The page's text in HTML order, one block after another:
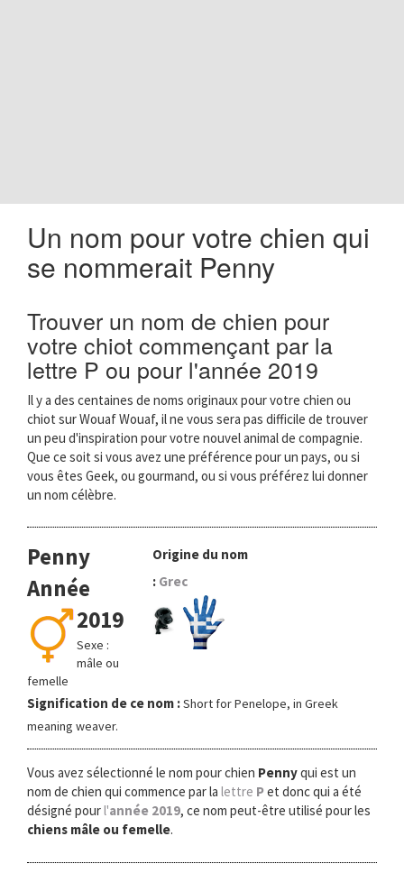
Un nom pour votre chien qui
se nommerait Penny
Trouver un nom de chien pour
votre chiot commençant par la
lettre P ou pour l'année 2019
Il y a des centaines de noms originaux pour votre chien ou
chiot sur Wouaf Wouaf, il ne vous sera pas difficile de trouver
un peu d'inspiration pour votre nouvel animal de compagnie.
Que ce soit si vous avez une préférence pour un pays, ou si
vous êtes Geek, ou gourmand, ou si vous préférez lui donner
un nom célèbre.
Penny
Année
2019
Sexe :
mâle ou
femelle
Origine du nom
: Grec
Signification de ce nom :Short for Penelope, in Greek
meaning weaver.
Vous avez sélectionné le nom pour chien Pennyqui est un
nom de chien qui commence par la lettre Pet donc qui a été
désigné pourl'année 2019, ce nom peut-être utilisé pour les
chiens mâle ou femelle.